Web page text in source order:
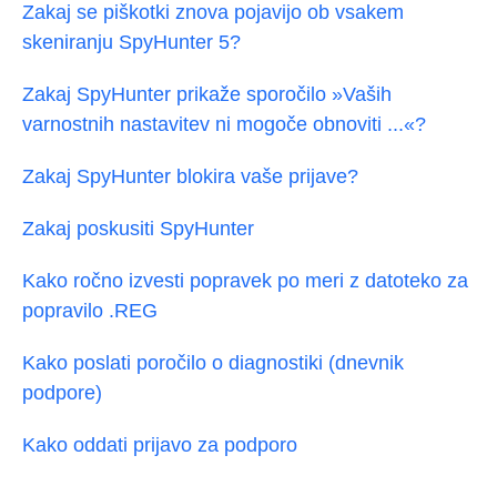
Zakaj se piškotki znova pojavijo ob vsakem
skeniranju SpyHunter 5?
Zakaj SpyHunter prikaže sporočilo »Vaših
varnostnih nastavitev ni mogoče obnoviti ...«?
Zakaj SpyHunter blokira vaše prijave?
Zakaj poskusiti SpyHunter
Kako ročno izvesti popravek po meri z datoteko za
popravilo .REG
Kako poslati poročilo o diagnostiki (dnevnik
podpore)
Kako oddati prijavo za podporo